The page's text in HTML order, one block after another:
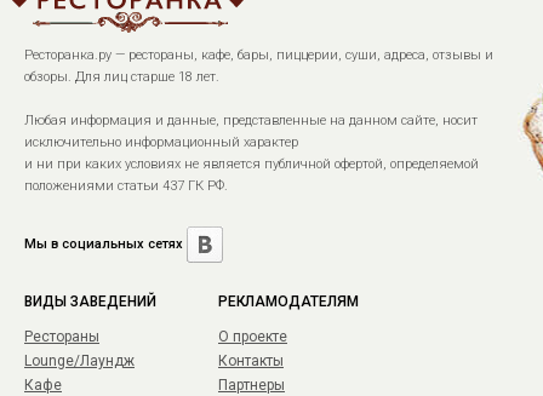
Ресторанка.ру — рестораны, кафе, бары, пиццерии, суши, адреса, отзывы и
обзоры. Для лиц старше 18 лет.
Любая информация и данные, представленные на данном сайте, носит
исключительно информационный характер
и ни при каких условиях не является публичной офертой, определяемой
положениями статьи 437 ГК РФ.
Мы в социальных сетях
ВИДЫ ЗАВЕДЕНИЙ
Рестораны
Lounge/Лаундж
Кафе
РЕКЛАМОДАТЕЛЯМ
О проекте
Контакты
Партнеры